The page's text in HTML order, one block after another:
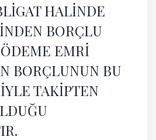
HALİNDE
BORÇLU
EMRİ
BORÇLUNUN BU
TAKİPTEN